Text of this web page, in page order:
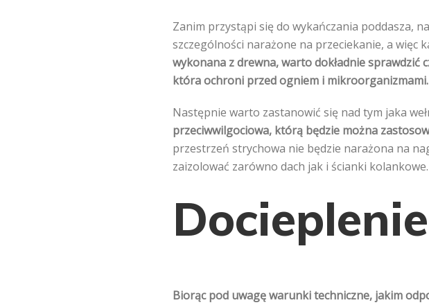
Zanim przystąpi się do wykańczania poddasza,
szczególności narażone na przeciekanie, a więc
wykonana z drewna, warto dokładnie sprawdzić
która ochroni przed ogniem i mikroorganizmami.
Następnie warto zastanowić się nad tym jaka
przeciwwilgociowa, którą będzie można
przestrzeń strychowa nie będzie narażona na
zaizolować zarówno dach jak i ścianki kolankowe.
Biorąc pod uwagę warunki techniczne, jakim